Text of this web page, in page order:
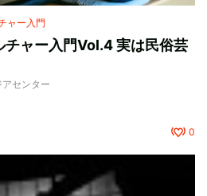
ャー入門
チャー入門Vol.4 実は民俗芸
センター
0